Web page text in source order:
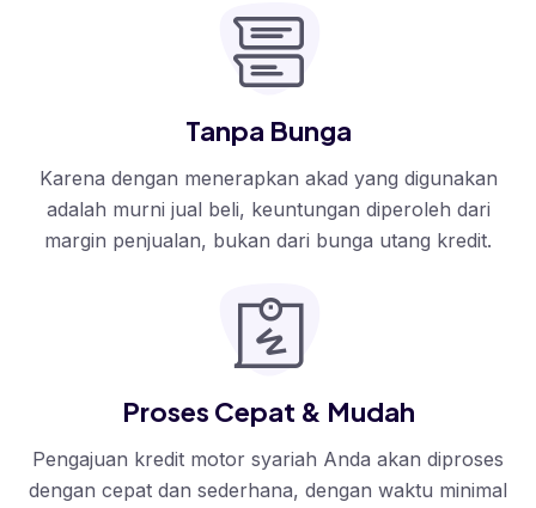
Tanpa Bunga
Karena dengan menerapkan akad yang digunakan
adalah murni jual beli, keuntungan diperoleh dari
margin penjualan, bukan dari bunga utang kredit.
Proses Cepat & Mudah
Pengajuan kredit motor syariah Anda akan diproses
dengan cepat dan sederhana, dengan waktu minimal